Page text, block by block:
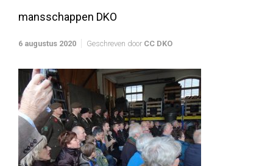
mansschappen DKO
6 augustus 2020 Geschreven door CC DKO